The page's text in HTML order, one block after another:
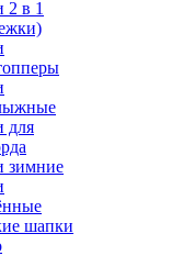
2 в 1
для
зимние
шапки